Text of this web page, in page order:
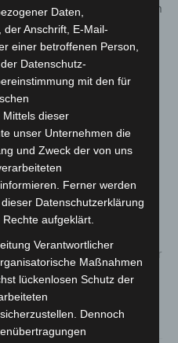
allein löscht noch keinen
von selbst für das richtige
um das Thema
bei der Initiative
zu deren
Feuerwehrverband
Hinweise zum
www.rauchmelder-
brandfall
kampagnen/notr
Informationen
zur Verfügung.
Daten,
der Anschrift, E-Mail-
einer betroffenen Person,
Datenschutz-
mit den für
dieser
unser Unternehmen die
und Zweck der von uns
Ferner werden
Datenschutzerklärung
aufgeklärt.
Verantwortlicher
Maßnahmen
lückenlosen Schutz der
Dennoch